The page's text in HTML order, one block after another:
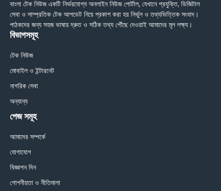
বাংলা টেক নিউজ একটি নির্ভরযোগ্য অনলাইন নিউজ পোর্টাল, যেখানে প্রযুক্তি, ডিজিটাল
সেবা ও সাম্প্রতিক টেক আপডেট নিয়ে প্রকাশ করা হয় নির্ভুল ও তথ্যভিত্তিক সংবাদ।
পাঠকদের জন্য সহজ ভাষায় দ্রুত ও সঠিক তথ্য পৌঁছে দেওয়াই আমাদের মূল লক্ষ্য।
বিভাগসমূহ
টেক নিউজ
মোবাইল ও ইন্টারনেট
নাগরিক সেবা
অন্যান্য
পেজ সমূহ
আমাদের সম্পর্কে
যোগাযোগ
বিজ্ঞাপন দিন
গোপনীয়তা ও নীতিমালা